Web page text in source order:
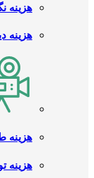
هزینه
هزینه
هزینه
هزینه